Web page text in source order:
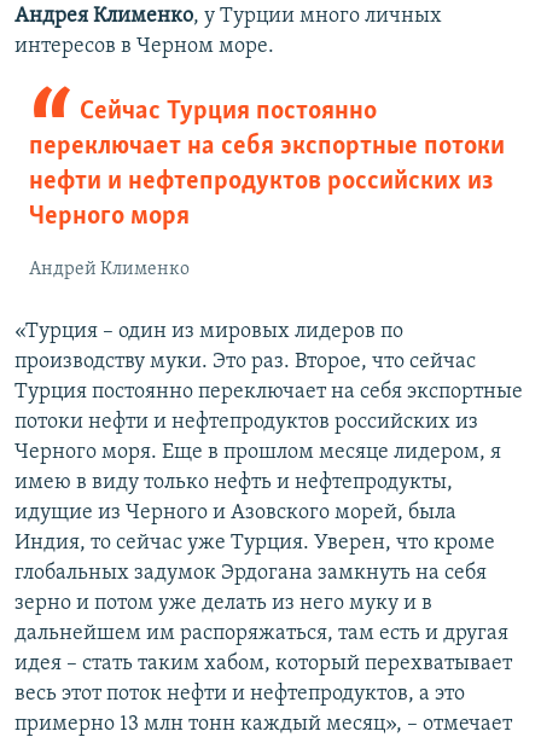
Андрея Клименко, у Турции много личных
интересов в Черном море.
Сейчас Турция постоянно
переключает на себя экспортные потоки
нефти и нефтепродуктов российских из
Черного моря
Андрей Клименко
«Турция – один из мировых лидеров по
производству муки. Это раз. Второе, что сейчас
Турция постоянно переключает на себя экспортные
потоки нефти и нефтепродуктов российских из
Черного моря. Еще в прошлом месяце лидером, я
имею в виду только нефть и нефтепродукты,
идущие из Черного и Азовского морей, была
Индия, то сейчас уже Турция. Уверен, что кроме
глобальных задумок Эрдогана замкнуть на себя
зерно и потом уже делать из него муку и в
дальнейшем им распоряжаться, там есть и другая
идея – стать таким хабом, который перехватывает
весь этот поток нефти и нефтепродуктов, а это
примерно 13 млн тонн каждый месяц», – отмечает